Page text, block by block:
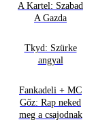
A Kartel: Szabad
A Gazda
Tkyd: Szürke
angyal
Fankadeli + MC
Gőz: Rap neked
meg a csajodnak